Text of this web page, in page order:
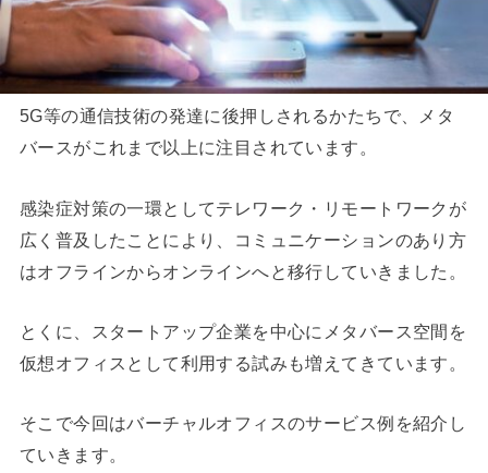
5G等の通信技術の発達に後押しされるかたちで、メタ
バースがこれまで以上に注目されています。
感染症対策の一環としてテレワーク・リモートワークが
広く普及したことにより、コミュニケーションのあり方
はオフラインからオンラインへと移行していきました。
とくに、スタートアップ企業を中心にメタバース空間を
仮想オフィスとして利用する試みも増えてきています。
そこで今回はバーチャルオフィスのサービス例を紹介し
ていきます。